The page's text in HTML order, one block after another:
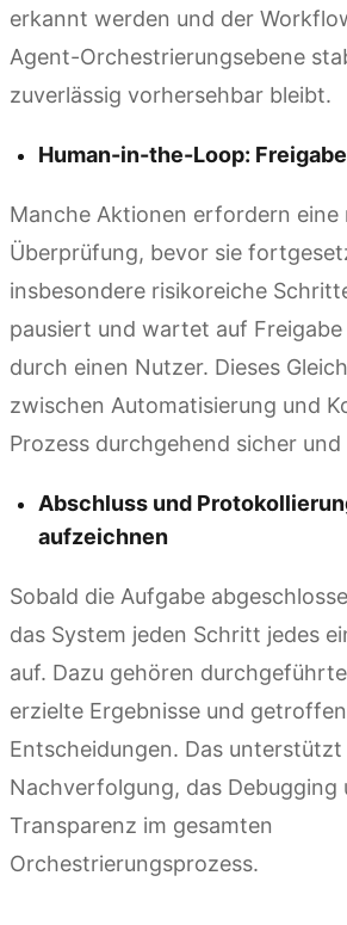
erkannt werden und der
Agent-Orchestrierungsebene
zuverlässig vorhersehbar bleibt.
Human-in-the-Loop:
Manche Aktionen erfordern eine
Überprüfung, bevor sie
insbesondere risikoreiche
pausiert und wartet auf
durch einen Nutzer. Dieses
zwischen Automatisierung und
Prozess durchgehend sicher und
Abschluss und
aufzeichnen
Sobald die Aufgabe
das System jeden Schritt jedes
auf. Dazu gehören
erzielte Ergebnisse und
Entscheidungen. Das unterstützt
Nachverfolgung, das Debugging
Transparenz im gesamten
Orchestrierungsprozess.